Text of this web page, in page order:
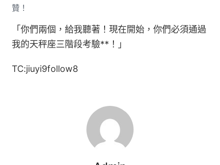
贊！
「你們兩個，給我聽著！現在開始，你們必須通過
我的天秤座三階段考驗**！」
TC:jiuyi9follow8